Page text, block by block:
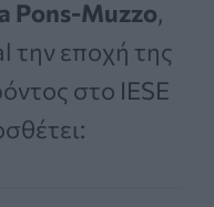
Pons-Muzzo,
την εποχή της
στο IESE